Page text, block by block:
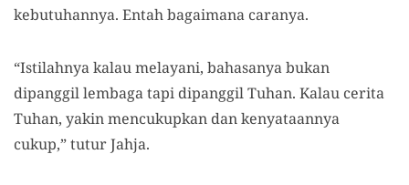
kebutuhannya. Entah bagaimana caranya.
“Istilahnya kalau melayani, bahasanya bukan
dipanggil lembaga tapi dipanggil Tuhan. Kalau cerita
Tuhan, yakin mencukupkan dan kenyataannya
cukup,” tutur Jahja.